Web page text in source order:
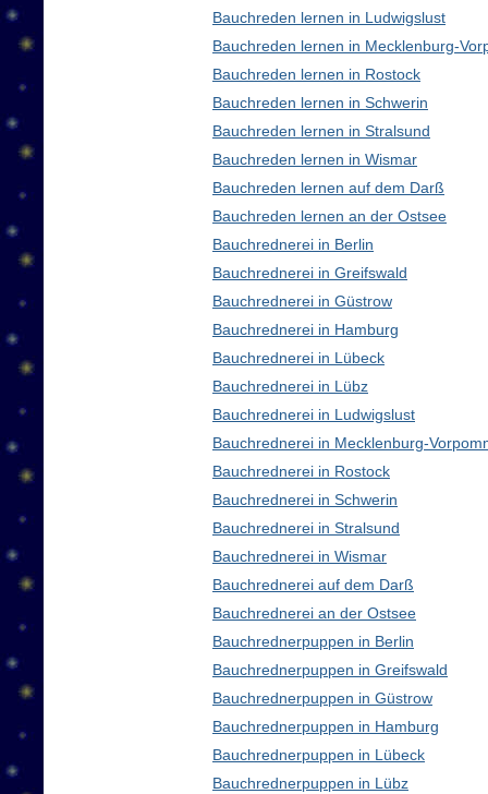
Bauchreden lernen in Ludwigslust
Bauchreden lernen in Mecklenburg-
Bauchreden lernen in Rostock
Bauchreden lernen in Schwerin
Bauchreden lernen in Stralsund
Bauchreden lernen in Wismar
Bauchreden lernen auf dem Darß
Bauchreden lernen an der Ostsee
Bauchrednerei in Berlin
Bauchrednerei in Greifswald
Bauchrednerei in Güstrow
Bauchrednerei in Hamburg
Bauchrednerei in Lübeck
Bauchrednerei in Lübz
Bauchrednerei in Ludwigslust
Bauchrednerei in Mecklenburg-
Bauchrednerei in Rostock
Bauchrednerei in Schwerin
Bauchrednerei in Stralsund
Bauchrednerei in Wismar
Bauchrednerei auf dem Darß
Bauchrednerei an der Ostsee
Bauchrednerpuppen in Berlin
Bauchrednerpuppen in Greifswald
Bauchrednerpuppen in Güstrow
Bauchrednerpuppen in Hamburg
Bauchrednerpuppen in Lübeck
Bauchrednerpuppen in Lübz